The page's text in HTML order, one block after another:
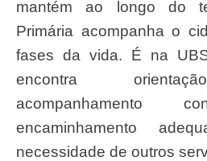
mantém ao longo do
Primária acompanha o
fases da vida. É na
encontra
encaminhamento
necessidade de outros